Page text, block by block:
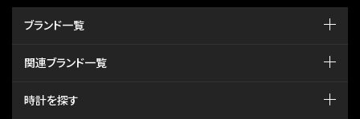
ブランド一覧
関連ブランド一覧
時計を探す